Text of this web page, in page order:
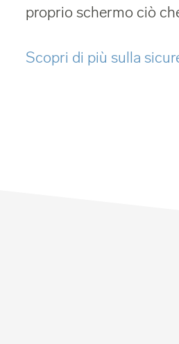
proprio schermo ciò
Scopri di più sulla